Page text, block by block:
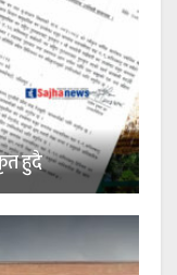
हुदै